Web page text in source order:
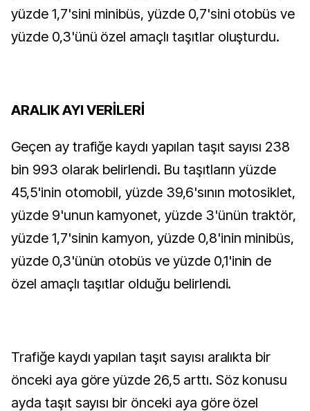
yüzde 1,7'sini minibüs, yüzde 0,7'sini otobüs ve
yüzde 0,3'ünü özel amaçlı taşıtlar oluşturdu.
ARALIK AYI VERİLERİ
Geçen ay trafiğe kaydı yapılan taşıt sayısı 238
bin 993 olarak belirlendi. Bu taşıtların yüzde
45,5'inin otomobil, yüzde 39,6'sının motosiklet,
yüzde 9'unun kamyonet, yüzde 3'ünün traktör,
yüzde 1,7'sinin kamyon, yüzde 0,8'inin minibüs,
yüzde 0,3'ünün otobüs ve yüzde 0,1'inin de
özel amaçlı taşıtlar olduğu belirlendi.
Trafiğe kaydı yapılan taşıt sayısı aralıkta bir
önceki aya göre yüzde 26,5 arttı. Söz konusu
ayda taşıt sayısı bir önceki aya göre özel